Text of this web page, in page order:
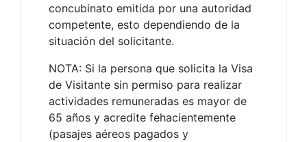
concubinato emitida por una autoridad
competente, esto dependiendo de la
situación del solicitante.
NOTA: Si la persona que solicita la Visa
de Visitante sin permiso para realizar
actividades remuneradas es mayor de
65 años y acredite fehacientemente
(pasajes aéreos pagados y